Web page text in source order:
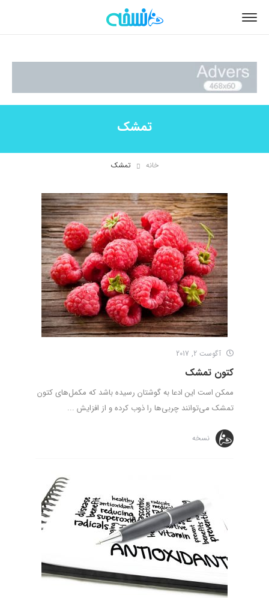
تمشک
خانه تمشک
آگوست 2, 2017
کتون تمشک
ممکن است این ادعا به گوشتان رسیده باشد که مکمل‌های کتون
تمشک می‌توانند چربی‌ها را ذوب کرده و از افزایش ...
نسخه